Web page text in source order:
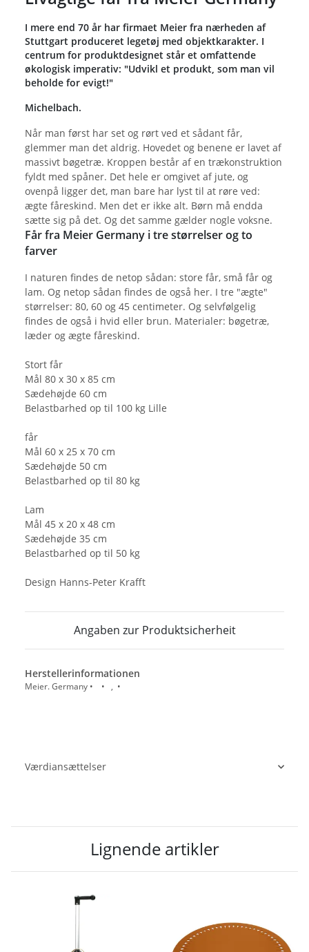
I mere end 70 år har firmaet Meier fra nærheden af
Stuttgart produceret legetøj med objektkarakter. I
centrum for produktdesignet står et omfattende
økologisk imperativ: "Udvikl et produkt, som man vil
beholde for evigt!"
Michelbach.
Når man først har set og rørt ved et sådant får,
glemmer man det aldrig. Hovedet og benene er lavet af
massivt bøgetræ. Kroppen består af en trækonstruktion
fyldt med spåner. Det hele er omgivet af jute, og
ovenpå ligger det, man bare har lyst til at røre ved:
ægte fåreskind. Men det er ikke alt. Børn må endda
sætte sig på det. Og det samme gælder nogle voksne.
Får fra Meier Germany i tre størrelser og to
farver
I naturen findes de netop sådan: store får, små får og
lam. Og netop sådan findes de også her. I tre "ægte"
størrelser: 80, 60 og 45 centimeter. Og selvfølgelig
findes de også i hvid eller brun. Materialer: bøgetræ,
læder og ægte fåreskind.
Stort får
Mål 80 x 30 x 85 cm
Sædehøjde 60 cm
Belastbarhed op til 100 kg Lille
får
Mål 60 x 25 x 70 cm
Sædehøjde 50 cm
Belastbarhed op til 80 kg
Lam
Mål 45 x 20 x 48 cm
Sædehøjde 35 cm
Belastbarhed op til 50 kg
Design Hanns-Peter Krafft
Angaben zur Produktsicherheit
Herstellerinformationen
Meier. Germany • • , •
Værdiansættelser
Lignende artikler